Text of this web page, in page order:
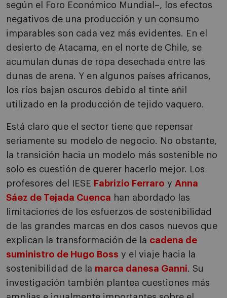
según el Foro Económico Mundial–, los efectos
negativos de una producción y un consumo
imparables son cada vez más evidentes. En el
desierto de Atacama, en el norte de Chile, se
acumulan dunas de ropa desechada entre las
dunas de arena. Y en algunos países africanos,
los ríos bajan oscuros debido al tinte añil
utilizado en la producción de tejido vaquero.
Está claro que el sector tiene que repensar
seriamente su modelo de negocio. No obstante,
la transición hacia un modelo más sostenible no
solo es cuestión de querer hacerlo mejor. Los
profesores del IESE Fabrizio Ferraro y Anna
Sáez de Tejada Cuenca han abordado las
limitaciones de los esfuerzos de sostenibilidad
de las grandes marcas en dos casos nuevos que
explican la transformación de la cadena de
suministro de Hugo Boss y el viaje hacia la
sostenibilidad de la marca danesa Ganni. Su
investigación también plantea cuestiones más